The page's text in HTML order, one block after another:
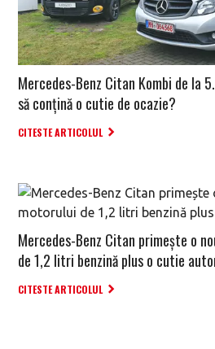
Mercedes-Benz Citan Kombi de la
să conțină o cutie de ocazie?
CITESTE ARTICOLUL
Mercedes-Benz Citan primește o
de 1,2 litri benzină plus o cutie
CITESTE ARTICOLUL